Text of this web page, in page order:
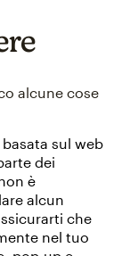
alcune cose
sul web
dei
è
alcun
che
nel tuo